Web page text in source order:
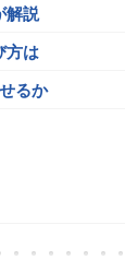
解説
方は
るか